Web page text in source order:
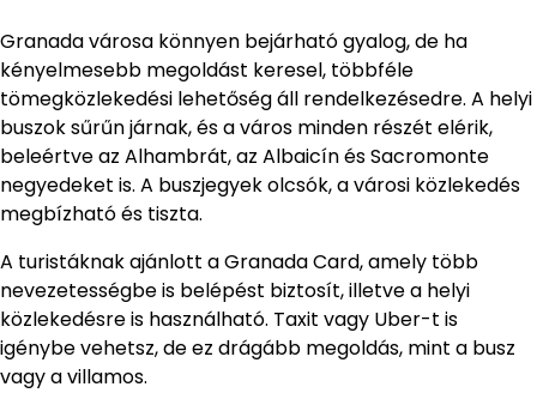
Granada városa könnyen bejárható gyalog, de ha
kényelmesebb megoldást keresel, többféle
tömegközlekedési lehetőség áll rendelkezésedre. A helyi
buszok sűrűn járnak, és a város minden részét elérik,
beleértve az Alhambrát, az Albaicín és Sacromonte
negyedeket is. A buszjegyek olcsók, a városi közlekedés
megbízható és tiszta.
A turistáknak ajánlott a Granada Card, amely több
nevezetességbe is belépést biztosít, illetve a helyi
közlekedésre is használható. Taxit vagy Uber-t is
igénybe vehetsz, de ez drágább megoldás, mint a busz
vagy a villamos.